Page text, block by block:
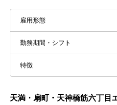
雇用形態
勤務期間・シフト
特徴
天満・扇町・天神橋筋六丁目